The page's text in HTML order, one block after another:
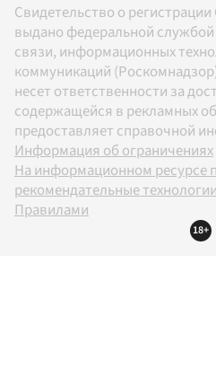
Свидетельство о
выдано федеральной
связи, информационных
коммуникаций
несет ответственности за
содержащейся в рекламных
предоставляет справочной
Информация об ограничениях
На информационном ресурсе
рекомендательные
Правилами
18+